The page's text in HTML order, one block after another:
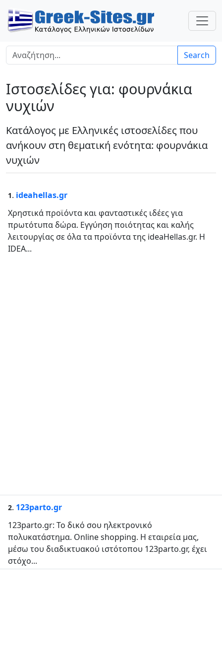
Search
Ιστοσελίδες για: φουρνάκια
νυχιών
Κατάλογος με Ελληνικές ιστοσελίδες που
ανήκουν στη θεματική ενότητα: φουρνάκια
νυχιών
1. ideahellas.gr
Χρηστικά προϊόντα και φανταστικές ιδέες για
πρωτότυπα δώρα. Εγγύηση ποιότητας και καλής
λειτουργίας σε όλα τα προϊόντα της ideaHellas.gr. H
IDEA...
2. 123parto.gr
123parto.gr: Το δικό σου ηλεκτρονικό
πολυκατάστημα. Online shopping. Η εταιρεία μας,
μέσω του διαδικτυακού ιστότοπου 123parto.gr, έχει
στόχο...